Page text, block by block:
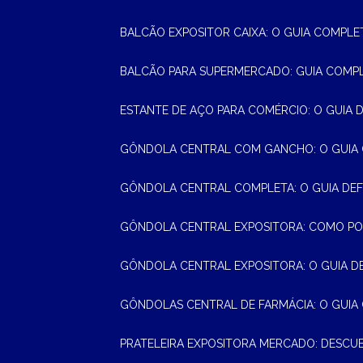
BALCÃO EXPOSITOR CAIXA: O GUIA
BALCÃO PARA SUPERMERCADO: GUIA
ESTANTE DE AÇO PARA COMÉRCIO: O GUIA
GÔNDOLA CENTRAL COM GANCHO: O
GÔNDOLA CENTRAL COMPLETA: O GUIA
GÔNDOLA CENTRAL EXPOSITORA: COMO
GÔNDOLA CENTRAL EXPOSITORA: O GUIA
GÔNDOLAS CENTRAL DE FARMÁCIA: O
PRATELEIRA EXPOSITORA MERCADO: